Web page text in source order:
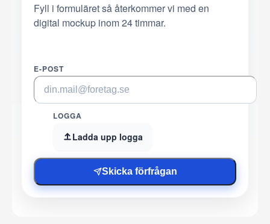
Fyll i formuläret så återkommer vi med en
digital mockup inom 24 timmar.
E-POST
LOGGA
Ladda upp logga
Skicka förfrågan